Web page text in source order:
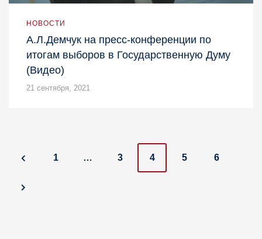
НОВОСТИ
А.Л.Демчук на пресс-конференции по
итогам выборов в Государственную Думу
(Видео)
21 сентября, 2021
P
o
1 … 3 4 5 6